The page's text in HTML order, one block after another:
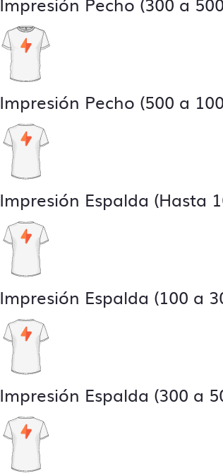
Impresión Pecho (500 a
Impresión Espalda (Hasta
Impresión Espalda (100 a
Impresión Espalda (300 a